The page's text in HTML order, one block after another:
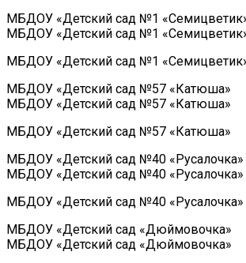
МБДОУ «Детский сад №1
МБДОУ «Детский сад №1
МБДОУ «Детский сад №1
МБДОУ «Детский сад №57 «Катюша»
МБДОУ «Детский сад №57 «Катюша»
МБДОУ «Детский сад №57 «Катюша»
МБДОУ «Детский сад №40 «Русалочка»
МБДОУ «Детский сад №40 «Русалочка»
МБДОУ «Детский сад №40 «Русалочка»
МБДОУ «Детский сад «Дюймовочка»
МБДОУ «Детский сад «Дюймовочка»